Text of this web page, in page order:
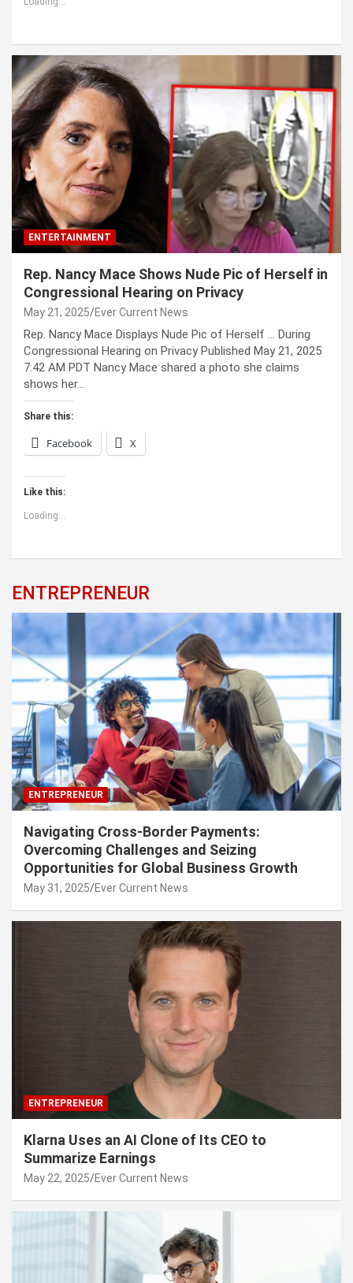
ENTERTAINMENT
Rep. Nancy Mace Shows Nude Pic of Herself in
Congressional Hearing on Privacy
May 21, 2025 Ever Current News
Rep. Nancy Mace Displays Nude Pic of Herself … During
Congressional Hearing on Privacy Published May 21, 2025
7:42 AM PDT Nancy Mace shared a photo she claims
shows her…
Share this:
Facebook X
Like this:
Loading...
ENTREPRENEUR
ENTREPRENEUR
Navigating Cross-Border Payments:
Overcoming Challenges and Seizing
Opportunities for Global Business Growth
May 31, 2025 Ever Current News
ENTREPRENEUR
Klarna Uses an AI Clone of Its CEO to
Summarize Earnings
May 22, 2025 Ever Current News